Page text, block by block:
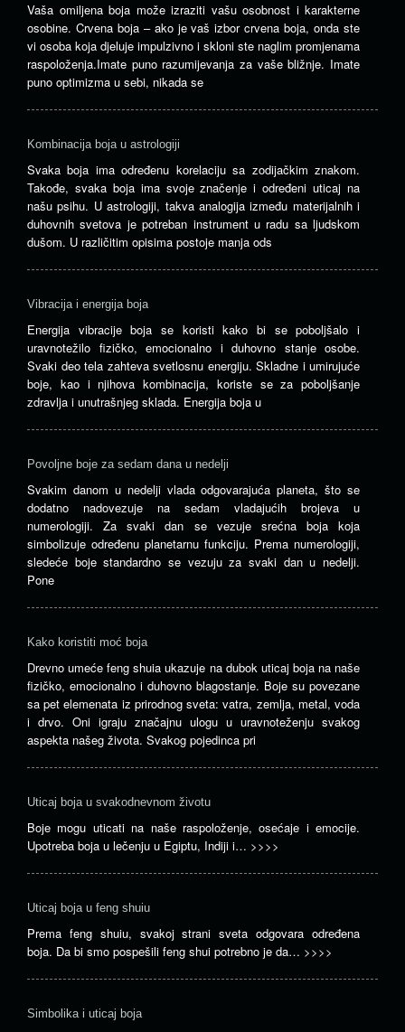
Vaša omiljena boja može izraziti vašu osobnost i karakterne
osobine. Crvena boja – ako je vaš izbor crvena boja, onda ste
vi osoba koja djeluje impulzivno i skloni ste naglim promjenama
raspoloženja.Imate puno razumijevanja za vaše bližnje. Imate
puno optimizma u sebi, nikada se
Kombinacija boja u astrologiji
Svaka boja ima određenu korelaciju sa zodijačkim znakom.
Takođe, svaka boja ima svoje značenje i određeni uticaj na
našu psihu. U astrologiji, takva analogija između materijalnih i
duhovnih svetova je potreban instrument u radu sa ljudskom
dušom. U različitim opisima postoje manja ods
Vibracija i energija boja
Energija vibracije boja se koristi kako bi se poboljšalo i
uravnotežilo fizičko, emocionalno i duhovno stanje osobe.
Svaki deo tela zahteva svetlosnu energiju. Skladne i umirujuće
boje, kao i njihova kombinacija, koriste se za poboljšanje
zdravlja i unutrašnjeg sklada. Energija boja u
Povoljne boje za sedam dana u nedelji
Svakim danom u nedelji vlada odgovarajuća planeta, što se
dodatno nadovezuje na sedam vladajućih brojeva u
numerologiji. Za svaki dan se vezuje srećna boja koja
simbolizuje određenu planetarnu funkciju. Prema numerologiji,
sledeće boje standardno se vezuju za svaki dan u nedelji.
Pone
Kako koristiti moć boja
Drevno umeće feng shuia ukazuje na dubok uticaj boja na naše
fizičko, emocionalno i duhovno blagostanje. Boje su povezane
sa pet elemenata iz prirodnog sveta: vatra, zemlja, metal, voda
i drvo. Oni igraju značajnu ulogu u uravnoteženju svakog
aspekta našeg života. Svakog pojedinca pri
Uticaj boja u svakodnevnom životu
Boje mogu uticati na naše raspoloženje, osećaje i emocije.
Upotreba boja u lečenju u Egiptu, Indiji i… >>>>
Uticaj boja u feng shuiu
Prema feng shuiu, svakoj strani sveta odgovara određena
boja. Da bi smo pospešili feng shui potrebno je da… >>>>
Simbolika i uticaj boja